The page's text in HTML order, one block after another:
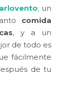
; un
comida
, y a un
de todo es
fácilmente
de tu